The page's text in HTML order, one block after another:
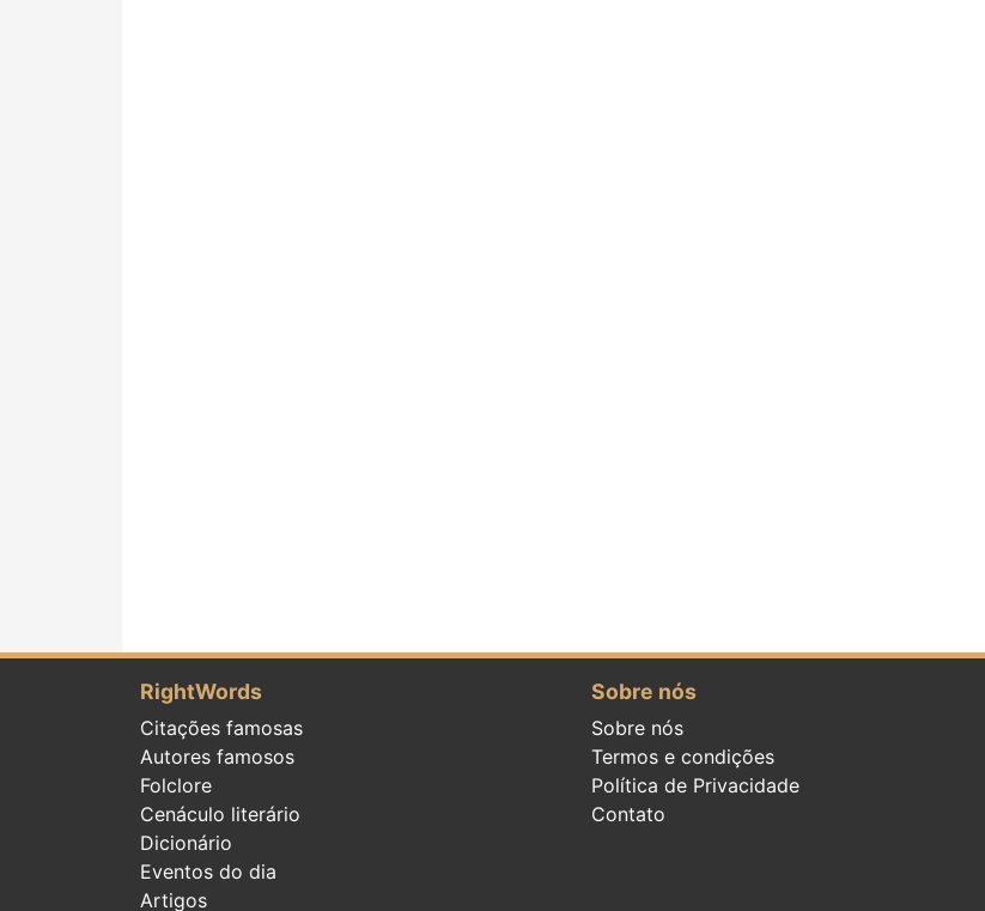
RightWords
Citações famosas
Autores famosos
Folclore
Cenáculo literário
Dicionário
Eventos do dia
Artigos
Sobre nós
Sobre nós
Termos e condições
Política de Privacidade
Contato